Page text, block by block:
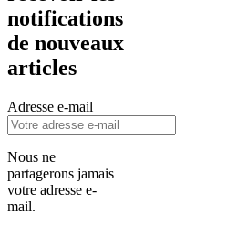
notifications
de nouveaux
articles
Adresse e-mail
Nous ne
partagerons jamais
votre adresse e-
mail.